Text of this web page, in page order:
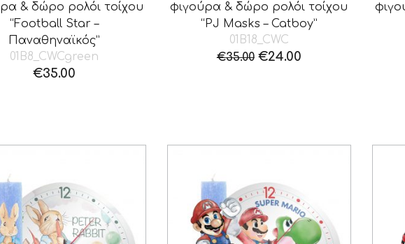
& δώρο ρολόι τοίχου
“Football Star –
Παναθηναϊκός”
01B8_CWCgreen
€35.00
φιγούρα & δώρο ρολόι τοίχου
“PJ Masks – Catboy”
01B18_CWC
€35.00 Original
€24.00Η